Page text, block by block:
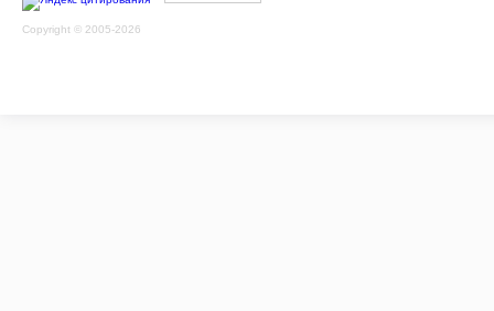
Copyright © 2005-2026